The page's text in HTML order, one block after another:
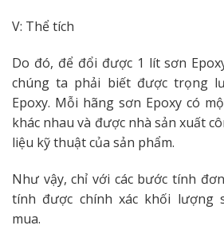
V: Thể tích
Do đó, để đổi được 1 lít sơn
chúng ta phải biết được trọng
Epoxy. Mỗi hãng sơn Epoxy có
khác nhau và được nhà sản xuất
liệu kỹ thuật của sản phẩm.
Như vậy, chỉ với các bước tính
tính được chính xác khối lượng
mua.